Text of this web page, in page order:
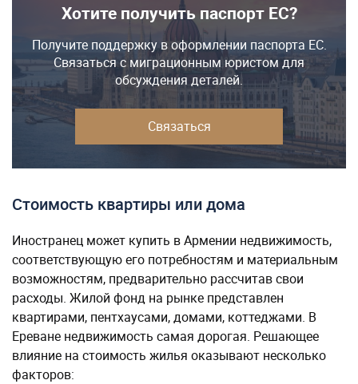
Хотите получить паспорт ЕС?
Получите поддержку в оформлении паспорта ЕС.
Связаться с миграционным юристом для
обсуждения деталей.
Связаться
Стоимость квартиры или дома
Иностранец может купить в Армении недвижимость,
соответствующую его потребностям и материальным
возможностям, предварительно рассчитав свои
расходы. Жилой фонд на рынке представлен
квартирами, пентхаусами, домами, коттеджами. В
Ереване недвижимость самая дорогая. Решающее
влияние на стоимость жилья оказывают несколько
факторов: